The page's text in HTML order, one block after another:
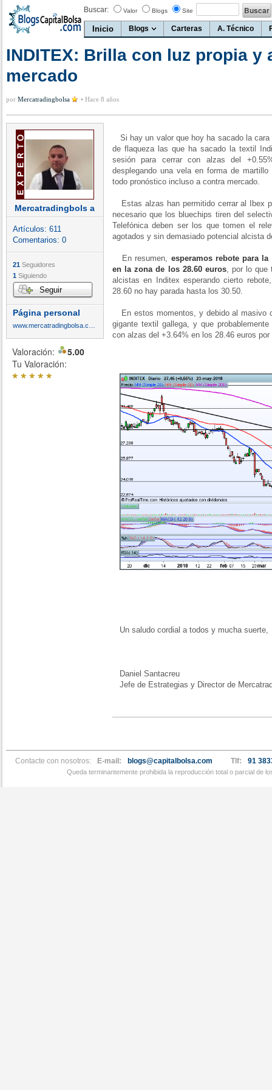
Buscar: Valor Blogs Site
Inicio Blogs Carteras A. Técnico
INDITEX: Brilla con luz propia y
mercado
por Mercatradingbolsa • Hace 8 años
Mercatradingbols a
Artículos: 611
Comentarios: 0
21 Seguidores
1 Siguiendo
Seguir
Página personal
Valoración:
5.00
Tu Valoración:
*****
Si hay un valor que hoy ha sacado la
de flaqueza las que ha sacado la textil
sesión para cerrar con alzas del
desplegando una vela en forma de
todo pronóstico incluso a contra mercado.
Estas alzas han permitido cerrar al Ibex
necesario que los bluechips tiren del
Telefónica deben ser los que tomen el
agotados y sin demasiado potencial alcista
En resumen, esperamos rebote para
en la zona de los 28.60 euros, por lo que
alcistas en Inditex esperando cierto
28.60 no hay parada hasta los 30.50.
En estos momentos, y debido al masivo
gigante textil gallega, y que
con alzas del +3.64% en los 28.46 euros
Un saludo cordial a todos y mucha suerte,
Daniel Santacreu
Jefe de Estrategias y Director de
Contacte con nosotros: E-mail: blogs@capitalbolsa.com Tlf: 91
Queda terminantemente prohibida la reproducción total o parcial de